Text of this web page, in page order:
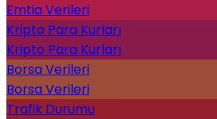
Emtia Verileri
Kripto Para Kurları
Kripto Para Kurları
Borsa Verileri
Borsa Verileri
Trafik Durumu